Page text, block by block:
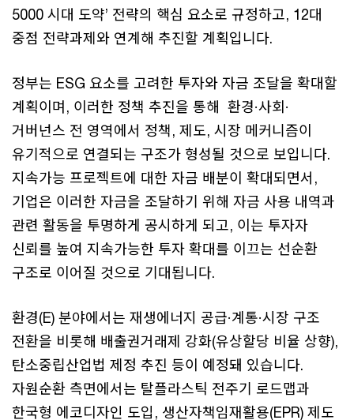
5000 시대 도약’ 전략의 핵심 요소로 규정하고, 12대
중점 전략과제와 연계해 추진할 계획입니다.
정부는 ESG 요소를 고려한 투자와 자금 조달을 확대할
계획이며, 이러한 정책 추진을 통해 환경·사회·
거버넌스 전 영역에서 정책, 제도, 시장 메커니즘이
유기적으로 연결되는 구조가 형성될 것으로 보입니다.
지속가능 프로젝트에 대한 자금 배분이 확대되면서,
기업은 이러한 자금을 조달하기 위해 자금 사용 내역과
관련 활동을 투명하게 공시하게 되고, 이는 투자자
신뢰를 높여 지속가능한 투자 확대를 이끄는 선순환
구조로 이어질 것으로 기대됩니다.
환경(E) 분야에서는 재생에너지 공급·계통·시장 구조
전환을 비롯해 배출권거래제 강화(유상할당 비율 상향),
탄소중립산업법 제정 추진 등이 예정돼 있습니다.
자원순환 측면에서는 탈플라스틱 전주기 로드맵과
한국형 에코디자인 도입, 생산자책임재활용(EPR) 제도